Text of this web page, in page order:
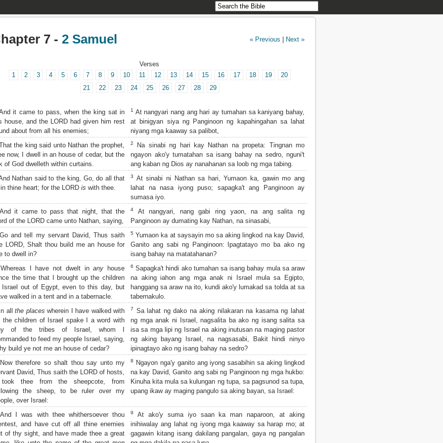
7 - 2 Samuel « Previous Next »
Verses
1
2 3 4 5 6 7 8 9 10 11 12 13 14 15 16 17 18 19
20
21
22 23 24 25 26 27 28 29
it came to pass, when the king sat in
house, and the LORD had given him rest
about from all his enemies;
1 At nangyari nang ang hari ay tumahan sa kaniyang bahay,
at binigyan siya ng Panginoon ng kapahingahan sa lahat
niyang mga kaaway sa palibot,
the king said unto Nathan the prophet,
now, I dwell in an house of cedar, but the
of God dwelleth within curtains.
2
Na sinabi ng hari kay Nathan na propeta: Tingnan mo
ngayon ako'y tumatahan sa isang bahay na sedro, nguni't
ang kaban ng Dios ay nanahanan sa loob ng mga tabing.
Nathan said to the king, Go, do all that
in thine heart; for the LORD is with thee.
3
At sinabi ni Nathan sa hari, Yumaon ka, gawin mo ang
lahat na nasa iyong puso; sapagka't ang Panginoon ay
sumasa iyo.
And it came to pass that night, that the
of the LORD came unto Nathan, saying,
4
At nangyari, nang gabi ring yaon, na ang salita ng
Panginoon ay dumating kay Nathan, na sinasabi,
Go and tell my servant David, Thus saith
LORD, Shalt thou build me an house for
to dwell in?
5 Yumaon ka at saysayin mo sa aking lingkod na kay David,
Ganito ang sabi ng Panginoon: Ipagtatayo mo ba ako ng
isang bahay na matatahanan?
Whereas I have not dwelt inany house
the time that I brought up the children
Israel out of Egypt, even to this day, but
walked in a tent and in a tabernacle.
6 Sapagka't hindi ako tumahan sa isang bahay mula sa araw
na aking iahon ang mga anak ni Israel mula sa Egipto,
hanggang sa araw na ito, kundi ako'y lumakad sa tolda at sa
tabernakulo.
In allthe places wherein I have walked with
the children of Israel spake I a word with
of the tribes of Israel, whom I
to feed my people Israel, saying,
build ye not me an house of cedar?
7
Sa lahat ng dako na aking nilakaran na kasama ng lahat
ng mga anak ni Israel, nagsalita ba ako ng isang salita sa
isa sa mga lipi ng Israel na aking inutusan na maging pastor
ng aking bayang Israel, na nagsasabi, Bakit hindi ninyo
ipinagtayo ako ng isang bahay na sedro?
Now therefore so shalt thou say unto my
David, Thus saith the LORD of hosts,
took thee from the sheepcote, from
the sheep, to be ruler over my
over Israel:
8
Ngayon nga'y ganito ang iyong sasabihin sa aking lingkod
na kay David, Ganito ang sabi ng Panginoon ng mga hukbo:
Kinuha kita mula sa kulungan ng tupa, sa pagsunod sa tupa,
upang ikaw ay maging pangulo sa aking bayan, sa Israel:
And I was with thee whithersoever thou
and have cut off all thine enemies
of thy sight, and have made thee a great
9
At ako'y suma iyo saan ka man naparoon, at aking
inihiwalay ang lahat ng iyong mga kaaway sa harap mo; at
gagawin kitang isang dakilang pangalan, gaya ng pangalan